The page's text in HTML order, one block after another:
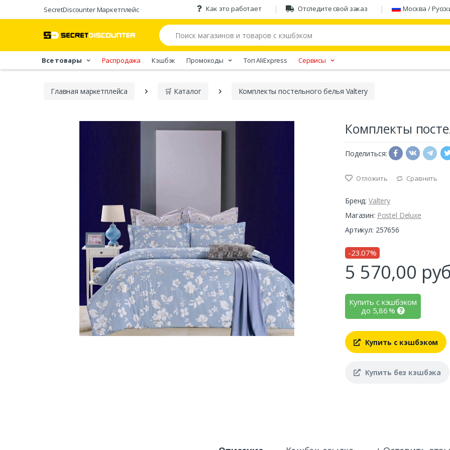
SecretDiscounter Маркетплейс Как это работает Отследите свой заказ Москва /
Все товары Распродажа Кэшбэк Промокоды Tоп AliExpress Сервисы
Главная марĸетплейса 🛒 Каталог Комплекты постельного белья Valtery
Комплекты
Поделиться:
Отложить Сравнить
Бренд: Valtery
Магазин: Postel Deluxe
Артикул: 257656
-23.07%
5 570,00
Купить с кэшбэком
до 5,86%
Купить с кэшбэком
Купить без кэшбэка